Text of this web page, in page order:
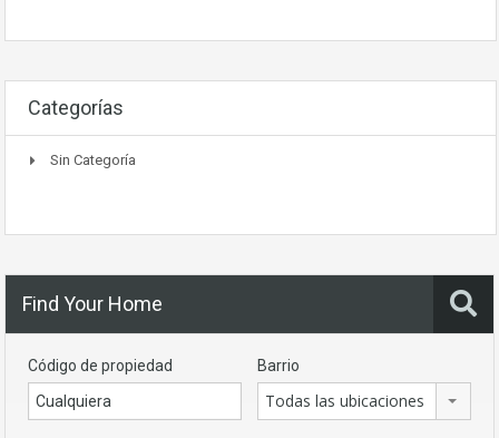
Categorías
Sin Categoría
Find Your Home
Código de propiedad Barrio
Todas las ubicaciones